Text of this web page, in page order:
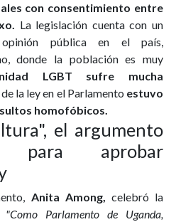
con consentimiento entre
La legislación cuenta con un
pública en el país,
donde la población es muy
LGBT sufre mucha
la ley en el Parlamento estuvo
homofóbicos.
el argumento
para aprobar
Anita Among, celebró la
"Como Parlamento de Uganda,